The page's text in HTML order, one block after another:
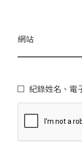
網站
紀錄姓名、電